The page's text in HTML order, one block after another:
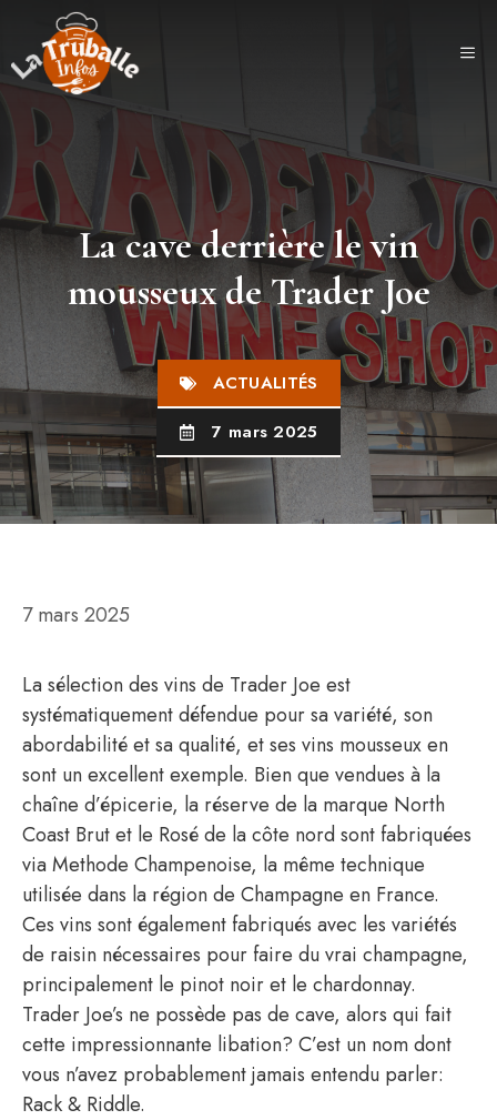
contenu
La cave derrière le vin
mousseux de Trader Joe
ACTUALITÉS
7 mars 2025
7 mars 2025
La sélection des vins de Trader Joe est
systématiquement défendue pour sa variété, son
abordabilité et sa qualité, et ses vins mousseux en
sont un excellent exemple. Bien que vendues à la
chaîne d’épicerie, la réserve de la marque North
Coast Brut et le Rosé de la côte nord sont fabriquées
via Methode Champenoise, la même technique
utilisée dans la région de Champagne en France.
Ces vins sont également fabriqués avec les variétés
de raisin nécessaires pour faire du vrai champagne,
principalement le pinot noir et le chardonnay.
Trader Joe’s ne possède pas de cave, alors qui fait
cette impressionnante libation? C’est un nom dont
vous n’avez probablement jamais entendu parler:
Rack & Riddle.